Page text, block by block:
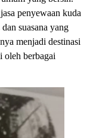
penyewaan kuda
suasana yang
menjadi destinasi
oleh berbagai